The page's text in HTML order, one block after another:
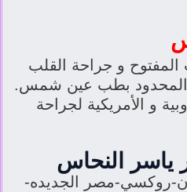
المفتوح و جراحة القلب
المحدود بطب عين شمس.
و الأمريكية لجراحة
ياسر النحاس
روكسي-مصر الجديده-